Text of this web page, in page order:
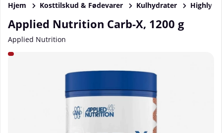
Hjem Kosttilskud & Fødevarer Kulhydrater Highly
Applied Nutrition Carb-X, 1200 g
Applied Nutrition
Produktbilleder Applied Nutrition Carb-X, 1200 g